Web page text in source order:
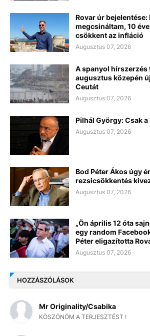
Rovar úr bejelentése:
megcsináltam, 10
csökkent az infláció
Augusztus 07, 2026
A spanyol hírszerzés
augusztus közepén
Ceutát
Augusztus 07, 2026
Pilhál György: Csak
Augusztus 07, 2026
Bod Péter Ákos úgy
rezsicsökkentés
Augusztus 07, 2026
„Ön április 12 óta
egy random
Péter eligazította
Augusztus 07, 2026
HOZZÁSZÓLÁSOK
Mr Originality/Csabika
KÖSZÖNÖM A TERJESZTÉST !